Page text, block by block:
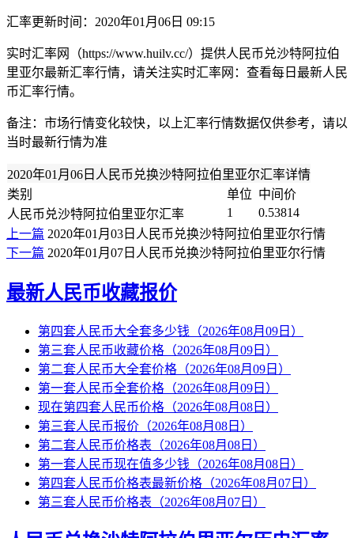
汇率更新时间：2020年01月06日 09:15
实时汇率网（https://www.huilv.cc/）提供人民币兑沙特阿拉伯
里亚尔最新汇率行情，请关注实时汇率网：查看每日最新人民
币汇率行情。
备注：市场行情变化较快，以上汇率行情数据仅供参考，请以
当时最新行情为准
2020年01月06日人民币兑换沙特阿拉伯里亚尔汇率详情
类别
单位 中间价
人民币兑沙特阿拉伯里亚尔汇率
1
0.53814
上一篇 2020年01月03日人民币兑换沙特阿拉伯里亚尔行情
下一篇 2020年01月07日人民币兑换沙特阿拉伯里亚尔行情
最新人民币收藏报价
第四套人民币大全套多少钱（2026年08月09日）
第三套人民币收藏价格（2026年08月09日）
第二套人民币大全套价格（2026年08月09日）
第一套人民币全套价格（2026年08月09日）
现在第四套人民币价格（2026年08月08日）
第三套人民币报价（2026年08月08日）
第二套人民币价格表（2026年08月08日）
第一套人民币现在值多少钱（2026年08月08日）
第四套人民币价格表最新价格（2026年08月07日）
第三套人民币价格表（2026年08月07日）